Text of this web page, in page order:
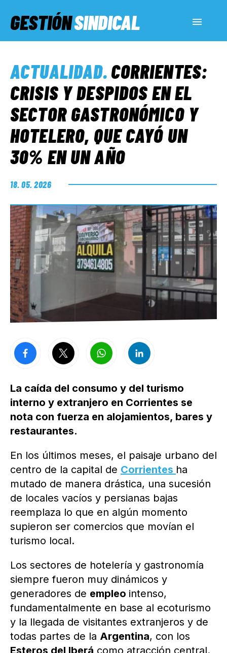
GESTIÓNSINDICAL
SERVICIOS SOCIALES
INFORMES ESPECIALES
FUERA DE MEGÁFONO
EL LADO «G»
ACTUALIDAD.CORRIENTES:
CRISIS Y DESPIDOS EN EL
SECTOR GASTRONÓMICO Y
HOTELERO, QUE CAYÓ UN
30% EN UN AÑO
18. 05. 2026
La caída del consumo y del turismo
interno y extranjero en Corrientes se
nota con fuerza en alojamientos, bares y
restaurantes.
En los últimos meses, el paisaje urbano del
centro de la capital de Corrientes ha
mutado de manera drástica, una sucesión
de locales vacíos y persianas bajas
reemplaza lo que en algún momento
supieron ser comercios que movían el
turismo local.
Los sectores de hotelería y gastronomía
siempre fueron muy dinámicos y
generadores de empleo intenso,
fundamentalmente en base al ecoturismo
y la llegada de visitantes extranjeros y de
todas partes de la Argentina, con los
Esteros del Iberá como atracción central.